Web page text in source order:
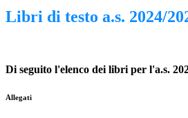
Libri di testo a.s. 2024/
Di seguito l'elenco dei libri per l'a.s.
Allegati